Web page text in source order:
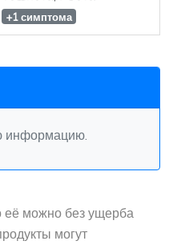
+1 симптома
информацию.
её можно без ущерба
могут